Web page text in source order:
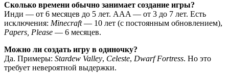
Сколько времени обычно занимает создание игры?
Инди — от 6 месяцев до 5 лет. AAA — от 3 до 7 лет. Есть
исключения: Minecraft— 10 лет (с постоянным обновлением),
Papers, Please — 6 месяцев.
Можно ли создать игру в одиночку?
Да. Примеры: Stardew Valley, Celeste, Dwarf Fortress. Но это
требует невероятной выдержки.